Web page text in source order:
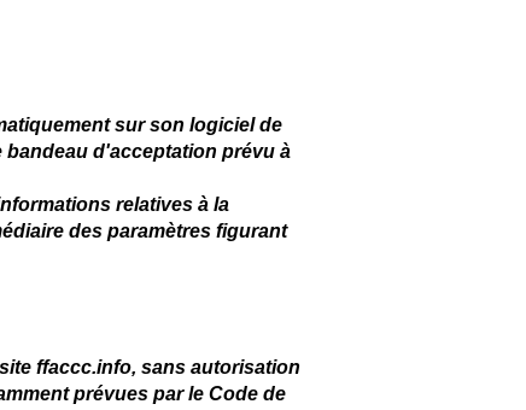
sur son logiciel de
d'acceptation prévu à
relatives à la
des paramètres figurant
ffaccc.info, sans autorisation
prévues par le Code de